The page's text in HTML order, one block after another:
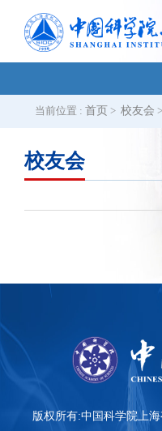
当前位置 : 首页 > 校友会 >
校友会
版权所有:中国科学院上